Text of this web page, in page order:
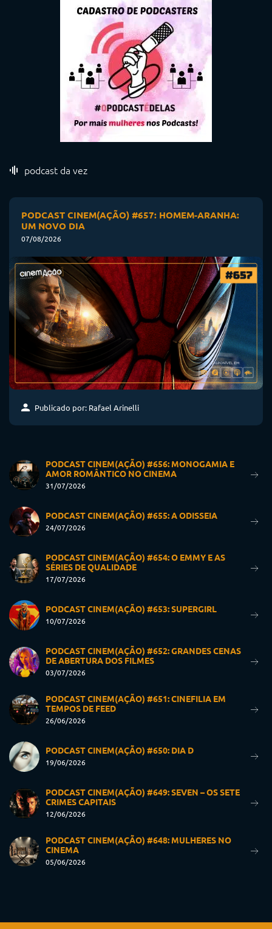
podcast da vez
PODCAST CINEM(AÇÃO) #657: HOMEM-ARANHA:
UM NOVO DIA
07/08/2026
Publicado por: Rafael Arinelli
PODCAST CINEM(AÇÃO) #656: MONOGAMIA E
AMOR ROMÂNTICO NO CINEMA
31/07/2026
PODCAST CINEM(AÇÃO) #655: A ODISSEIA
24/07/2026
PODCAST CINEM(AÇÃO) #654: O EMMY E AS
SÉRIES DE QUALIDADE
17/07/2026
PODCAST CINEM(AÇÃO) #653: SUPERGIRL
10/07/2026
PODCAST CINEM(AÇÃO) #652: GRANDES CENAS
DE ABERTURA DOS FILMES
03/07/2026
PODCAST CINEM(AÇÃO) #651: CINEFILIA EM
TEMPOS DE FEED
26/06/2026
PODCAST CINEM(AÇÃO) #650: DIA D
19/06/2026
PODCAST CINEM(AÇÃO) #649: SEVEN – OS SETE
CRIMES CAPITAIS
12/06/2026
PODCAST CINEM(AÇÃO) #648: MULHERES NO
CINEMA
05/06/2026